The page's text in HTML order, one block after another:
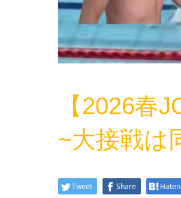
【2026春
~大接戦は
Tweet Share